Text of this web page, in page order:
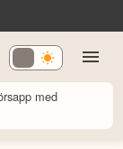
med